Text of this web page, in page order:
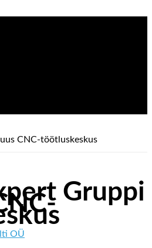
CNC-töötluskeskus
Gruppi
OÜ